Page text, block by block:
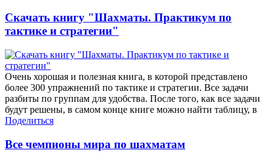
Скачать книгу "Шахматы. Практикум по
тактике и стратегии"
Очень хорошая и полезная книга, в которой представлено
более 300 упражнений по тактике и стратегии. Все задачи
разбиты по группам для удобства. После того, как все задачи
будут решены, в самом конце книге можно найти таблицу, в
Поделиться
Все чемпионы мира по шахматам